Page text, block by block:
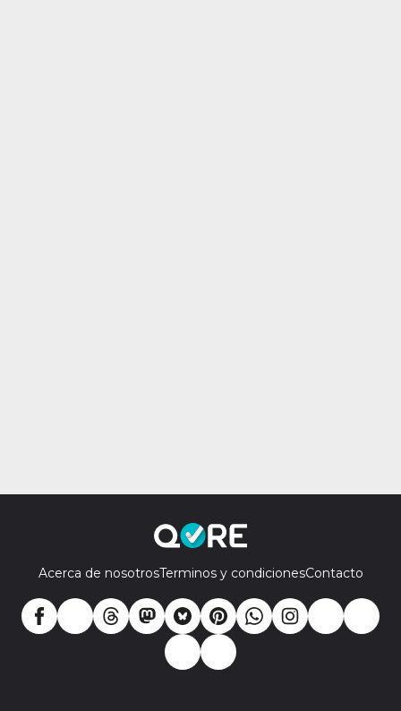
Acerca de nosotrosTerminos y condicionesContacto